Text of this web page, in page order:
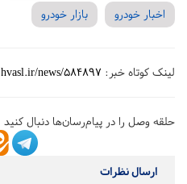
اخبار خودرو
بازار خودرو
لینک کوتاه خبر: hvasl.ir/news/584897
حلقه وصل را در پیام‌رسان‌ها دنبال کنید
ارسال نظرات